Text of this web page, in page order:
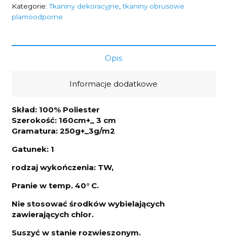
owoce
na
bieli
1,6m
Kategorie:Tkaniny dekoracyjne ,tkaniny obrusowe
plamoodporne
Opis
Informacje dodatkowe
Skład: 100% Poliester
Szerokość: 160cm+_ 3 cm
Gramatura: 250g+_3g/m2
Gatunek: 1
rodzaj wykończenia: TW,
Pranie w temp. 40° C.
Nie stosować środków wybielających
zawierających chlor.
Suszyć w stanie rozwieszonym.